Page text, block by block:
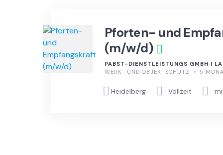
Pforten- und
(m/w/d)
PABST-DIENSTLEISTUNGS GMBH |
WERK- UND OBJEKTSCHUTZ
5
Heidelberg Vollzeit